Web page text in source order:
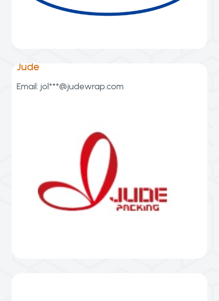
especializa en películas y láminas
Jude
Email: jol***@judewrap.com
en la fabricación de papel de regalo, papel
tisú, bolsas de papel y tarjetas de felicitación.